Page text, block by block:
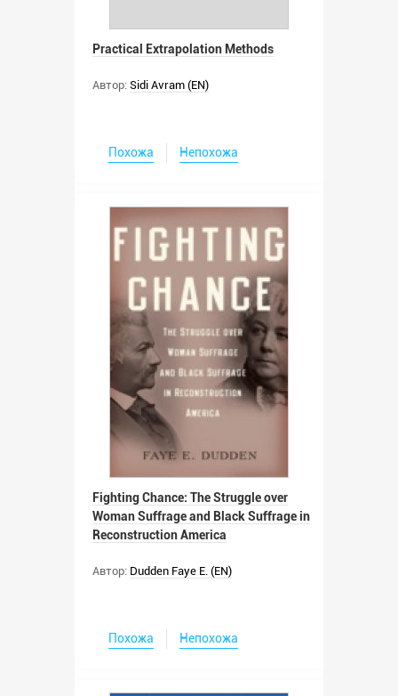
Practical Extrapolation Methods
Автор: Sidi Avram (EN)
Похожа Непохожа
Fighting Chance: The Struggle over
Woman Suffrage and Black Suffrage in
Reconstruction America
Автор: Dudden Faye E. (EN)
Похожа Непохожа